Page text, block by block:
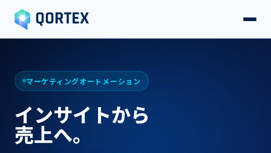
マーケティングオートメーション
インサイトから
売上へ。